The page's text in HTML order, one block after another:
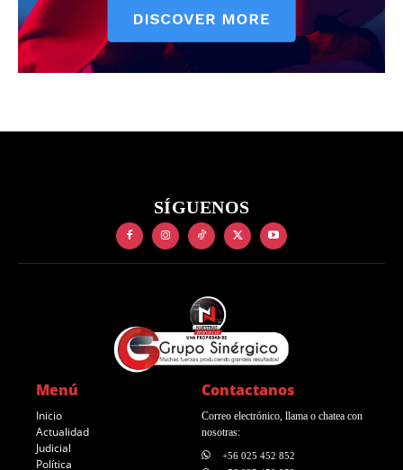
SÍGUENOS
Menú
Inicio
Actualidad
Judicial
Política
Contactanos
Correo electrónico, llama o chatea con
nosotras:
+56 025 452 852